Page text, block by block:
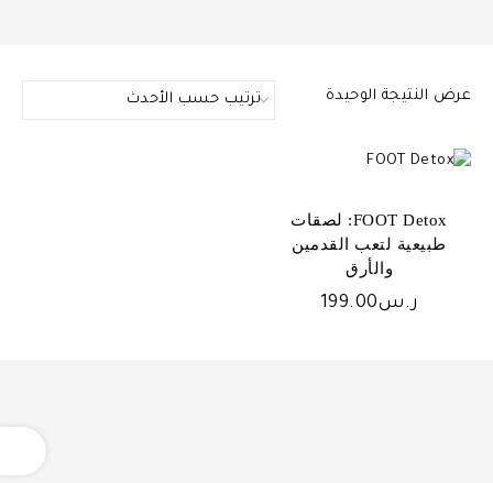
عرض النتيجة الوحيدة
FOOT Detox: لصقات
طبيعية لتعب القدمين
والأرق
ر.س199.00